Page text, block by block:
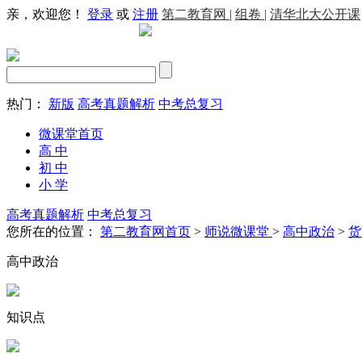
亲，欢迎您！ 登录 或 注册 第二教育网 | 组卷 | 清华北大公开课
热门： 新版 高考真题解析 中考总复习
微课堂首页
高 中
初 中
小 学
高考真题解析 中考总复习
您所在的位置： 第二教育网首页 > 师说微课堂 > 高中政治 >
高中政治
知识点